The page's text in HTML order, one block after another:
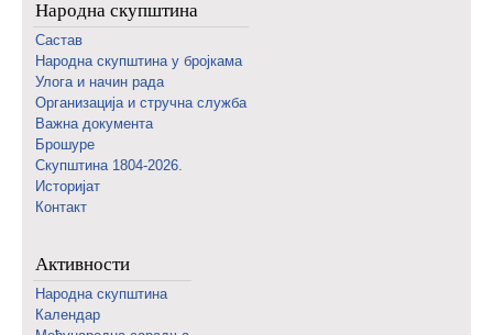
Народна скупштина
Састав
Народна скупштина у бројкама
Улога и начин рада
Организација и стручна служба
Важна документа
Брошуре
Скупштина 1804-2026.
Историјат
Контакт
Активности
Народна скупштина
Календар